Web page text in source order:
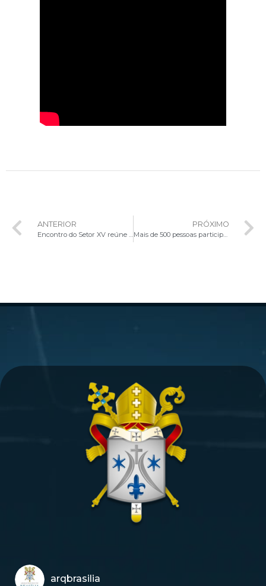
ANTERIOR
Encontro do Setor XV reúne sacerdotes de Planaltina e Arapoanga
PRÓXIMO
Mais de 500 pessoas participam da Caravana Partilha Brasília em celebração ao VIII Dia Mundial dos Pobres
arqbrasilia